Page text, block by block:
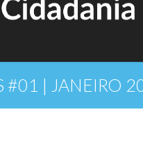
#01 | JANEIRO